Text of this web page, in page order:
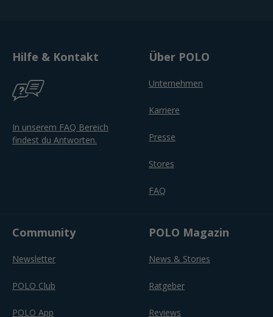
Hilfe & Kontakt
In unserem FAQ Bereich
findest du Antworten.
Über POLO
Unternehmen
Karriere
Presse
Stores
FAQ
Community
Newsletter
POLO Club
POLO App
POLO Magazin
News & Stories
Ratgeber
Reviews